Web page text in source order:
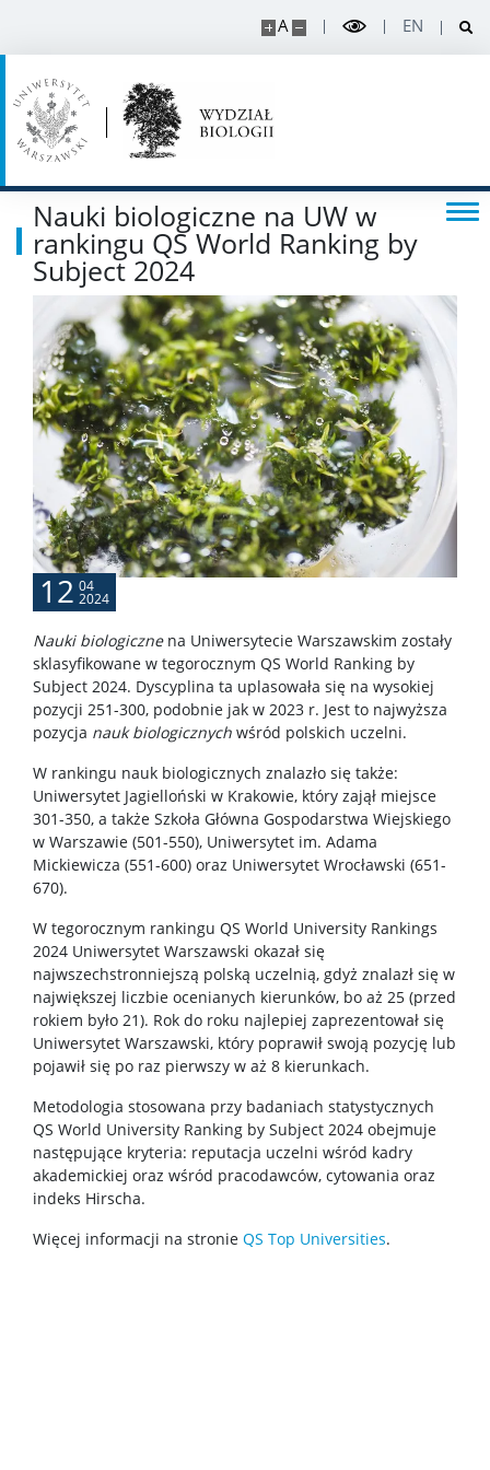
A EN
Rada Dydaktyczna
DOKTORANT
Rekrutacja projekty
Rekrutacja na doktorat
PRACOWNIK
Intranet
Szkolenia
USOS
APD
NAUKA
Projekty
Publikacje i patenty
Nagrody i wyróżnienia
Stopnie i tytuły
Nauki biologiczne na UW w
rankingu QS World Ranking by
Subject 2024
12 04
2024
Nauki biologicznena Uniwersytecie Warszawskim zostały
sklasyfikowane w tegorocznym QS World Ranking by
Subject 2024. Dyscyplina ta uplasowała się na wysokiej
pozycji 251-300, podobnie jak w 2023 r. Jest to najwyższa
pozycja nauk biologicznych wśród polskich uczelni.
W rankingu nauk biologicznych znalazło się także:
Uniwersytet Jagielloński w Krakowie, który zajął miejsce
301-350, a także Szkoła Główna Gospodarstwa Wiejskiego
w Warszawie (501-550), Uniwersytet im. Adama
Mickiewicza (551-600) oraz Uniwersytet Wrocławski (651-
670).
W tegorocznym rankingu QS World University Rankings
2024 Uniwersytet Warszawski okazał się
najwszechstronniejszą polską uczelnią, gdyż znalazł się w
największej liczbie ocenianych kierunków, bo aż 25 (przed
rokiem było 21). Rok do roku najlepiej zaprezentował się
Uniwersytet Warszawski, który poprawił swoją pozycję lub
pojawił się po raz pierwszy w aż 8 kierunkach.
Metodologia stosowana przy badaniach statystycznych
QS World University Ranking by Subject 2024 obejmuje
następujące kryteria: reputacja uczelni wśród kadry
akademickiej oraz wśród pracodawców, cytowania oraz
indeks Hirscha.
Więcej informacji na stronie QS Top Universities.